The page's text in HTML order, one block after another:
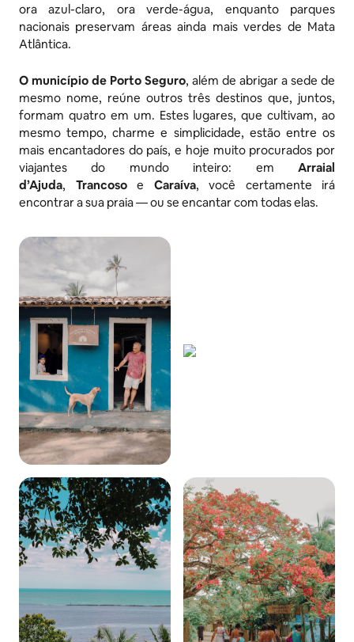
ora azul-claro, ora verde-água, enquanto parques
nacionais preservam áreas ainda mais verdes de Mata
Atlântica.
O município de Porto Seguro, além de abrigar a sede de
mesmo nome, reúne outros três destinos que, juntos,
formam quatro em um. Estes lugares, que cultivam, ao
mesmo tempo, charme e simplicidade, estão entre os
mais encantadores do país, e hoje muito procurados por
viajantes do mundo inteiro: em Arraial
d’Ajuda, Trancosoe Caraíva, você certamente irá
encontrar a sua praia — ou se encantar com todas elas.